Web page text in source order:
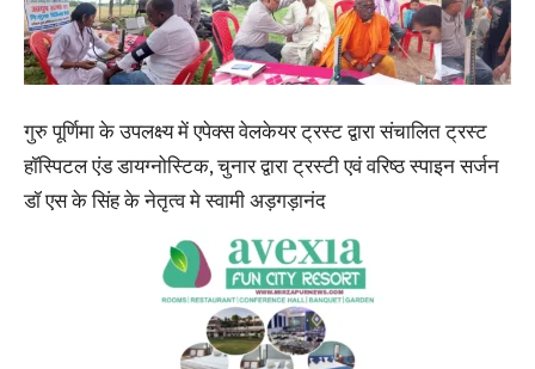
गुरु पूर्णिमा के उपलक्ष्य में एपेक्स वेलकेयर ट्रस्ट द्वारा संचालित ट्रस्ट
हॉस्पिटल एंड डायग्नोस्टिक, चुनार द्वारा ट्रस्टी एवं वरिष्ठ स्पाइन सर्जन
डॉ एस के सिंह के नेतृत्व मे स्वामी अड़गड़ानंद